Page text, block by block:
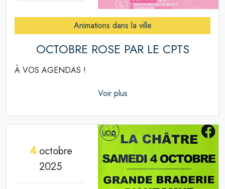
Animations dans la ville
OCTOBRE ROSE PAR LE CPTS
À VOS AGENDAS !
Voir plus
4octobre
2025